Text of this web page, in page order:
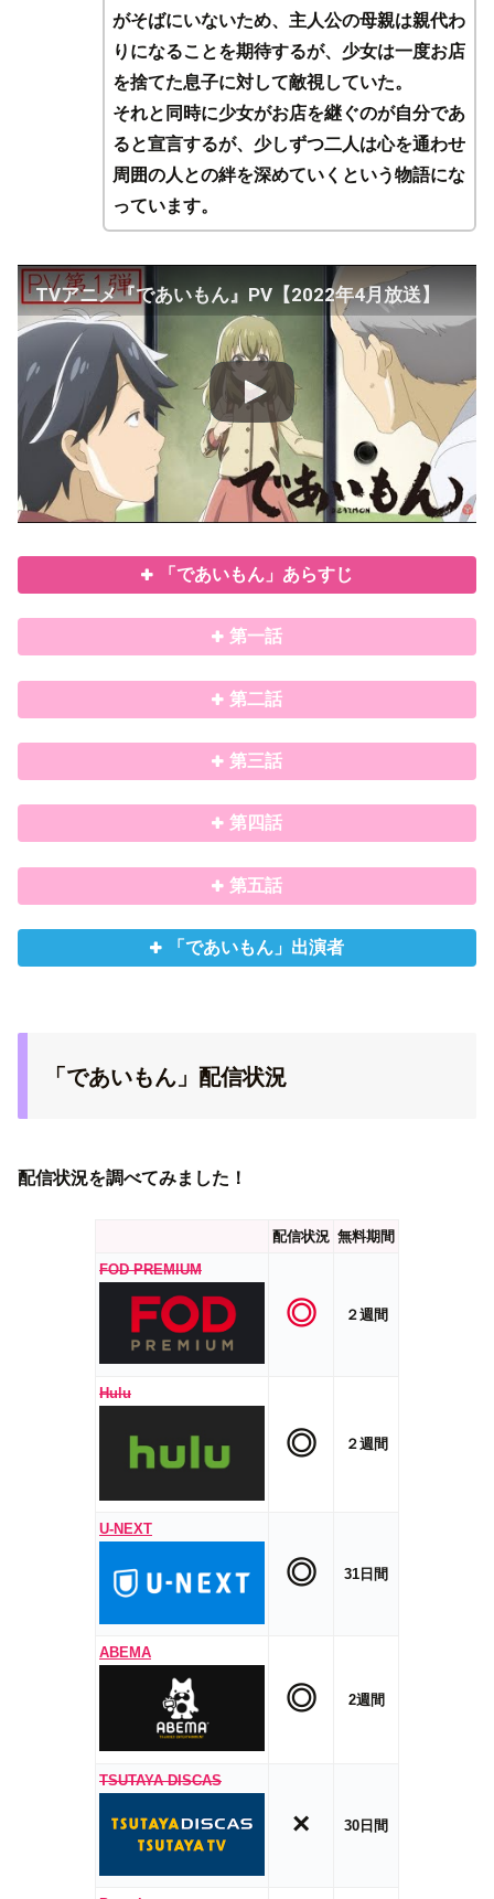
がそばにいないため、主人公の母親は親代わ
りになることを期待するが、少女は一度お店
を捨てた息子に対して敵視していた。
それと同時に少女がお店を継ぐのが自分であ
ると宣言するが、少しずつ二人は心を通わせ
周囲の人との絆を深めていくという物語にな
っています。
TVアニメ『であいもん』PV【2022年4月放送】
「であいもん」あらすじ
第一話
第二話
第三話
第四話
第五話
「であいもん」出演者
「であいもん」配信状況
配信状況を調べてみました！
配信状況 無料期間
FOD PREMIUM
◎ ２週間
Hulu
◎ ２週間
U-NEXT
◎ 31日間
ABEMA
◎ 2週間
TSUTAYA DISCAS
× 30日間